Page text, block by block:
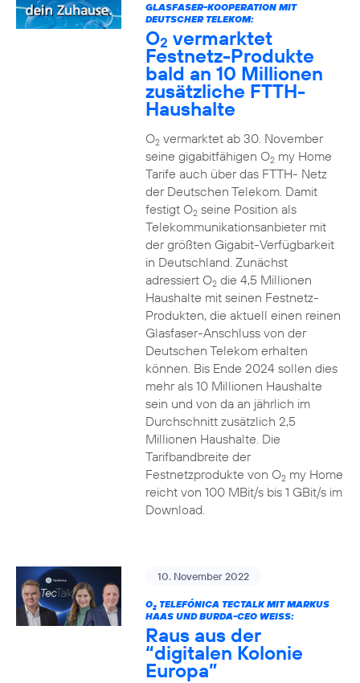
GLASFASER-KOOPERATION MIT
DEUTSCHER TELEKOM:
O2 vermarktet
Festnetz-Produkte
bald an 10 Millionen
zusätzliche FTTH-
Haushalte
O2vermarktet ab 30. November
seine gigabitfähigen O2my Home
Tarife auch über das FTTH- Netz
der Deutschen Telekom. Damit
festigt O2seine Position als
Telekommunikationsanbieter mit
der größten Gigabit-Verfügbarkeit
in Deutschland. Zunächst
adressiert O2die 4,5 Millionen
Haushalte mit seinen Festnetz-
Produkten, die aktuell einen reinen
Glasfaser-Anschluss von der
Deutschen Telekom erhalten
können. Bis Ende 2024 sollen dies
mehr als 10 Millionen Haushalte
sein und von da an jährlich im
Durchschnitt zusätzlich 2,5
Millionen Haushalte. Die
Tarifbandbreite der
Festnetzprodukte von O2my Home
reicht von 100 MBit/s bis 1 GBit/s im
Download.
10. November 2022
O2TELEFÓNICA TECTALK MIT MARKUS
HAAS UND BURDA-CEO WEISS:
Raus aus der
“digitalen Kolonie
Europa”